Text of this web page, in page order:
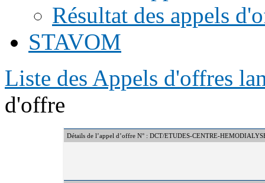
Résultat des appels
STAVOM
Liste des Appels d'offres
d'offre
Détails de l’appel d’offre N° : DCT/ETUDES-CENTRE-